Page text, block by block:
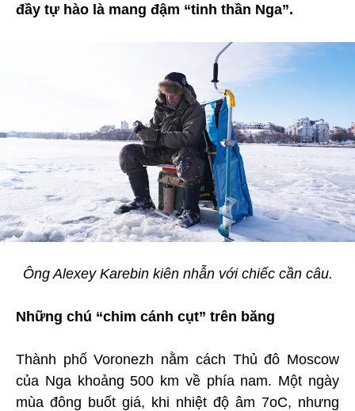
đầy tự hào là mang đậm “tinh thần Nga”.
Ông Alexey Karebin kiên nhẫn với chiếc cần câu.
Những chú “chim cánh cụt” trên băng
Thành phố Voronezh nằm cách Thủ đô Moscow
của Nga khoảng 500 km về phía nam. Một ngày
mùa đông buốt giá, khi nhiệt độ âm 7oC, nhưng